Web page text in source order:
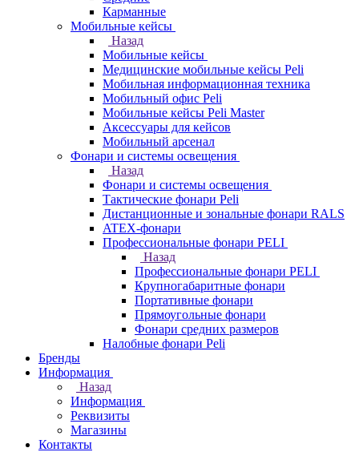
Карманные
Мобильные кейсы
Назад
Мобильные кейсы
Медицинские мобильные кейсы Peli
Мобильная информационная техника
Мобильный офис Peli
Мобильные кейсы Peli Master
Аксессуары для кейсов
Мобильный арсенал
Фонари и системы освещения
Назад
Фонари и системы освещения
Тактические фонари Peli
Дистанционные и зональные фонари RALS
ATEX-фонари
Профессиональные фонари PELI
Назад
Профессиональные фонари PELI
Крупногабаритные фонари
Портативные фонари
Прямоугольные фонари
Фонари средних размеров
Налобные фонари Peli
Бренды
Информация
Назад
Информация
Реквизиты
Магазины
Контакты